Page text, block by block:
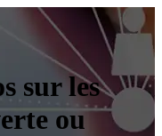
sur les
ou